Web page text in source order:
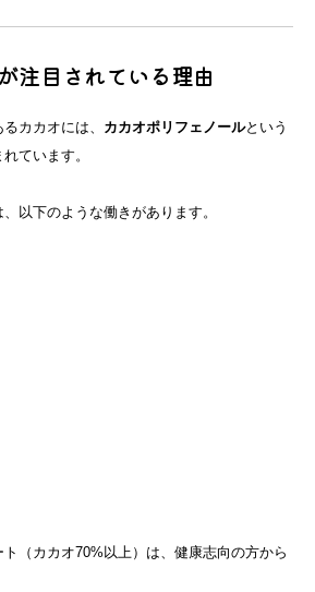
注目されている理由
カカオには、 カカオポリフェノールという
ています。
以下のような働きがあります。
（カカオ70%以上）は、健康志向の方から